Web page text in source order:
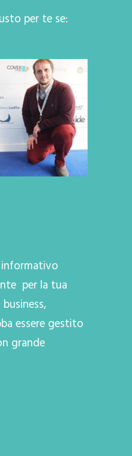
per te se:
informativo
per la tua
essere gestito
grande